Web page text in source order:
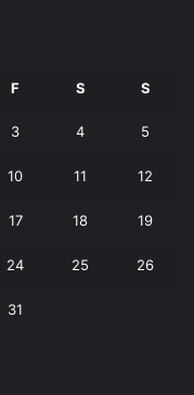
F S S
3 4 5
10 11 12
17 18 19
24 25 26
31